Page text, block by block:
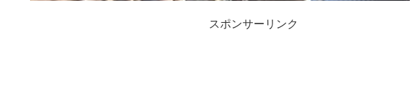
スポンサーリンク